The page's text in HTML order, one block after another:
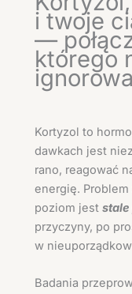
i twoje
—
którego
Kortyzol to
dawkach jest
rano, reagować
energię.
poziom jest stale
przyczyny, po
w
Badania